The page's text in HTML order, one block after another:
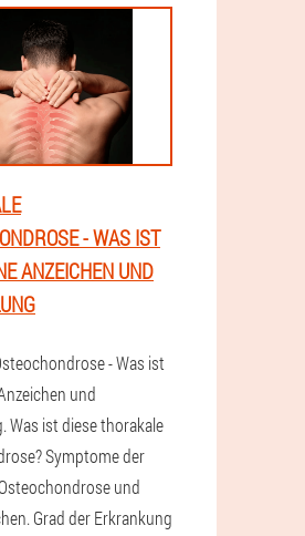
- WAS IST
ANZEICHEN UND
- Was ist
und
Was ist diese thorakale
Symptome der
und
Grad der Erkrankung